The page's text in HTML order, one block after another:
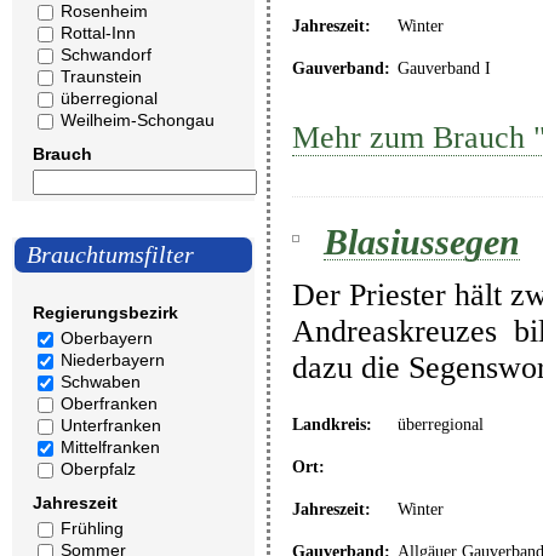
Rosenheim
Rottal-Inn
Schwandorf
Traunstein
überregional
Weilheim-Schongau
Brauch
Brauchtumsfilter
Regierungsbezirk
Oberbayern
Niederbayern
Schwaben
Oberfranken
Unterfranken
Mittelfranken
Oberpfalz
Jahreszeit
Frühling
Sommer
Jahreszeit: Winter
Gauverband: Gauverband I
Mehr zum Brauch
Blasiussegen
Der Priester hält
Andreaskreuzes
dazu die
Landkreis: überregional
Ort:
Jahreszeit: Winter
Gauverband: Allgäuer Gauverband